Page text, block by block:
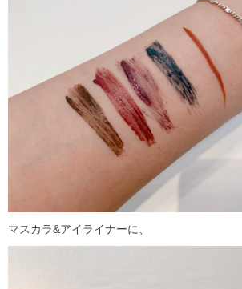
マスカラ&アイライナーに、